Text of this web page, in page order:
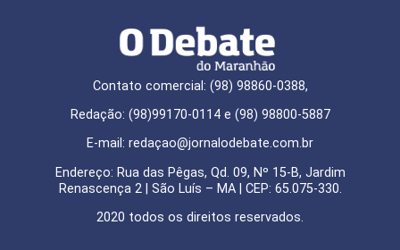
Contato comercial: (98) 98860-0388,
Redação: (98)99170-0114 e (98) 98800-5887
E-mail: redaçao@jornalodebate.com.br
Endereço: Rua das Pêgas, Qd. 09, Nº 15-B, Jardim
Renascença 2 | São Luís – MA | CEP: 65.075-330.
2020 todos os direitos reservados.